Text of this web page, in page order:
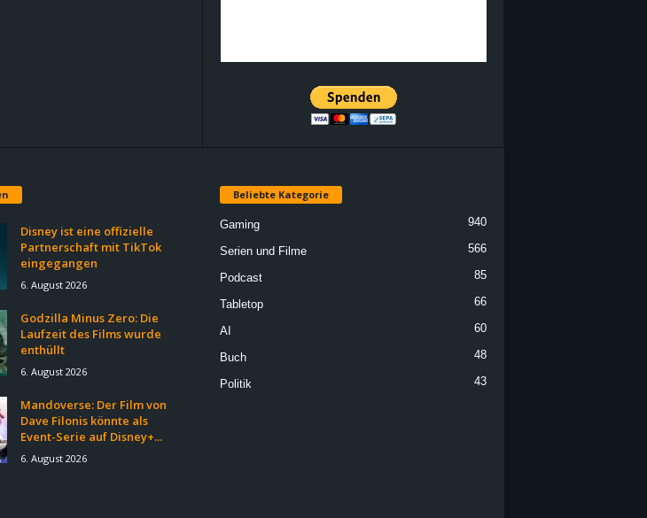
Disney ist eine offizielle
Partnerschaft mit TikTok
eingegangen
6. August 2026
Godzilla Minus Zero: Die
Laufzeit des Films wurde
enthüllt
6. August 2026
Mandoverse: Der Film von
Dave Filonis könnte als
Event-Serie auf Disney+...
6. August 2026
Beliebte Kategorie
Gaming 940
Serien und Filme 566
Podcast 85
Tabletop 66
AI 60
Buch 48
Politik 43